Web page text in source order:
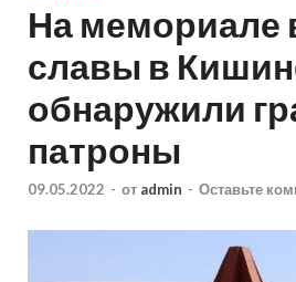
На мемориале
славы в
обнаружили
патроны
09.05.2022 - от admin - Оставьте